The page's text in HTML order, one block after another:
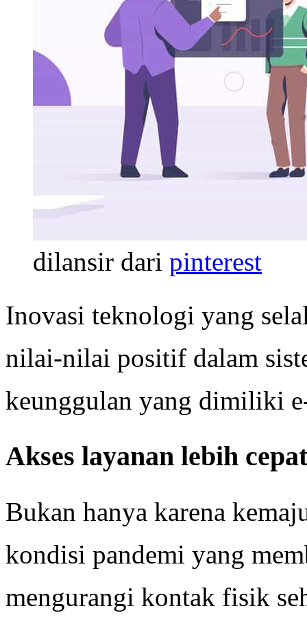
dilansir dari pinterest
Inovasi teknologi yang
nilai-nilai positif dalam
keunggulan yang dimiliki
Akses layanan lebih
Bukan hanya karena
kondisi pandemi yang
mengurangi kontak fisik